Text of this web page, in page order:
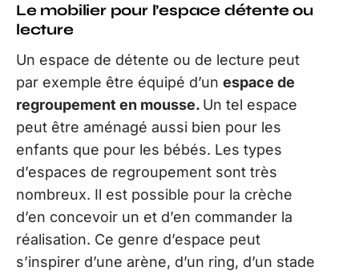
Le mobilier pour l’espace détente ou
lecture
Un espace de détente ou de lecture peut
par exemple être équipé d’un espace de
regroupement en mousse. Un tel espace
peut être aménagé aussi bien pour les
enfants que pour les bébés. Les types
d’espaces de regroupement sont très
nombreux. Il est possible pour la crèche
d’en concevoir un et d’en commander la
réalisation. Ce genre d’espace peut
s’inspirer d’une arène, d’un ring, d’un stade